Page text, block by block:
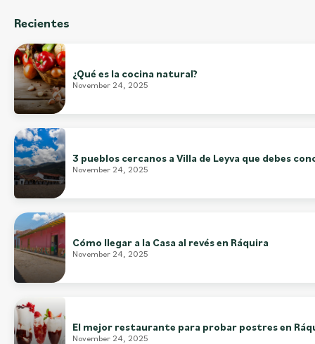
Recientes
¿Qué es la cocina natural?
November 24, 2025
3 pueblos cercanos a Villa de Leyva que debes
November 24, 2025
Cómo llegar a la Casa al revés en Ráquira
November 24, 2025
El mejor restaurante para probar postres en
November 24, 2025